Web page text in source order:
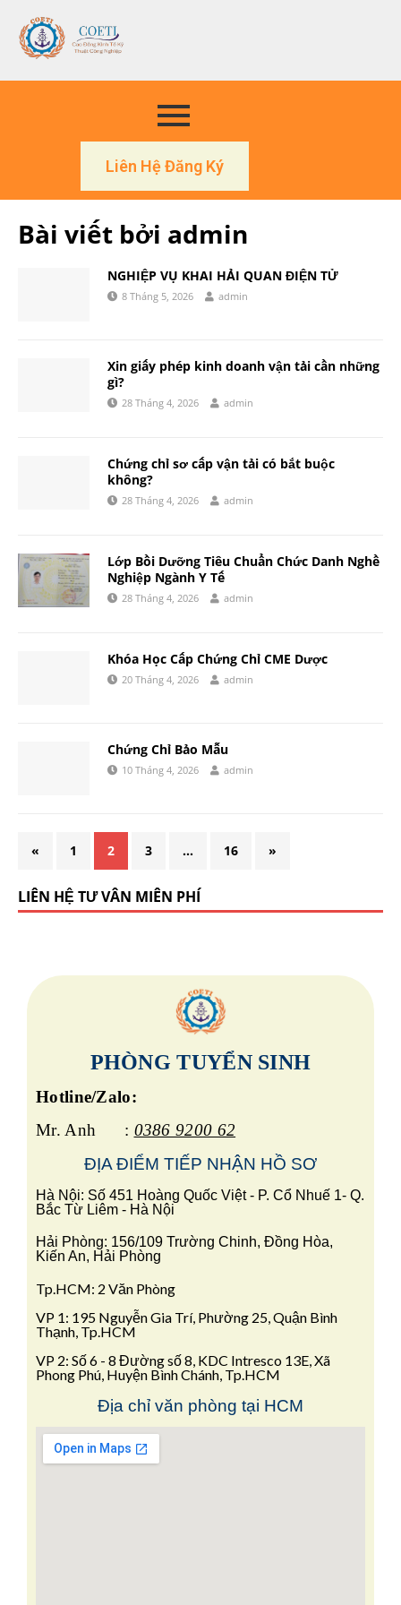
Liên Hệ Đăng Ký
Bài viết bởi admin
NGHIỆP VỤ KHAI HẢI QUAN ĐIỆN TỬ
8 Tháng 5, 2026 admin
Xin giấy phép kinh doanh vận tải cần những
gì?
28 Tháng 4, 2026 admin
Chứng chỉ sơ cấp vận tải có bắt buộc
không?
28 Tháng 4, 2026 admin
Lớp Bồi Dưỡng Tiêu Chuẩn Chức Danh Nghề
Nghiệp Ngành Y Tế
28 Tháng 4, 2026 admin
Khóa Học Cấp Chứng Chỉ CME Dược
20 Tháng 4, 2026 admin
Chứng Chỉ Bảo Mẫu
10 Tháng 4, 2026 admin
« 1 2 3 … 16 »
LIÊN HỆ TƯ VẤN MIỄN PHÍ
PHÒNG TUYỂN SINH
Hotline/Zalo:
Mr. Anh : 0386 9200 62
ĐỊA ĐIỂM TIẾP NHẬN HỒ SƠ
Hà Nội: Số 451 Hoàng Quốc Việt - P. Cổ Nhuế 1- Q.
Bắc Từ Liêm - Hà Nội
Hải Phòng: 156/109 Trường Chinh, Đồng Hòa,
Kiến An, Hải Phòng
Tp.HCM: 2 Văn Phòng
VP 1: 195 Nguyễn Gia Trí, Phường 25, Quận Bình
Thạnh, Tp.HCM
VP 2: Số 6 - 8 Đường số 8, KDC Intresco 13E, Xã
Phong Phú, Huyện Bình Chánh, Tp.HCM
Địa chỉ văn phòng tại HCM